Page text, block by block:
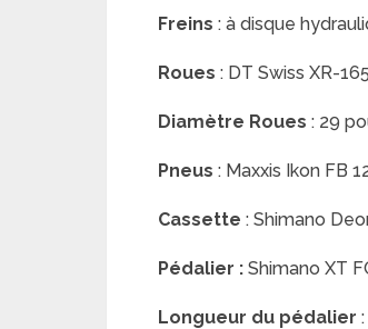
Freins : à disque
Roues : DT Swiss XR-
Diamètre Roues : 29
Pneus : Maxxis Ikon FB
Cassette : Shimano
Pédalier : Shimano XT
Longueur du pédalier